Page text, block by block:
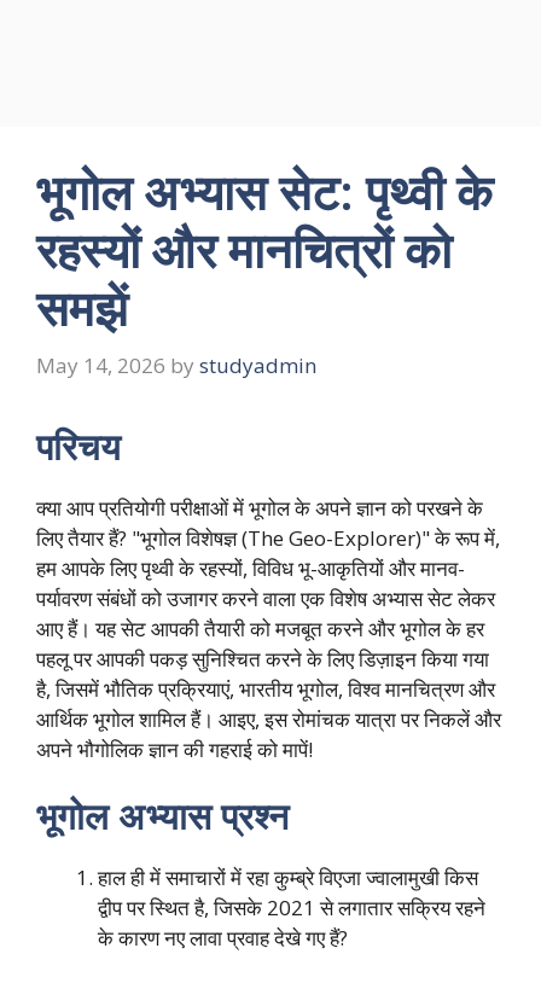
भूगोल अभ्यास सेट: पृथ्वी के
रहस्यों और मानचित्रों को
समझें
May 14, 2026 by studyadmin
परिचय
क्या आप प्रतियोगी परीक्षाओं में भूगोल के अपने ज्ञान को परखने के
लिए तैयार हैं? "भूगोल विशेषज्ञ (The Geo-Explorer)" के रूप में,
हम आपके लिए पृथ्वी के रहस्यों, विविध भू-आकृतियों और मानव-
पर्यावरण संबंधों को उजागर करने वाला एक विशेष अभ्यास सेट लेकर
आए हैं। यह सेट आपकी तैयारी को मजबूत करने और भूगोल के हर
पहलू पर आपकी पकड़ सुनिश्चित करने के लिए डिज़ाइन किया गया
है, जिसमें भौतिक प्रक्रियाएं, भारतीय भूगोल, विश्व मानचित्रण और
आर्थिक भूगोल शामिल हैं। आइए, इस रोमांचक यात्रा पर निकलें और
अपने भौगोलिक ज्ञान की गहराई को मापें!
भूगोल अभ्यास प्रश्न
हाल ही में समाचारों में रहा कुम्ब्रे विएजा ज्वालामुखी किस
द्वीप पर स्थित है, जिसके 2021 से लगातार सक्रिय रहने
के कारण नए लावा प्रवाह देखे गए हैं?